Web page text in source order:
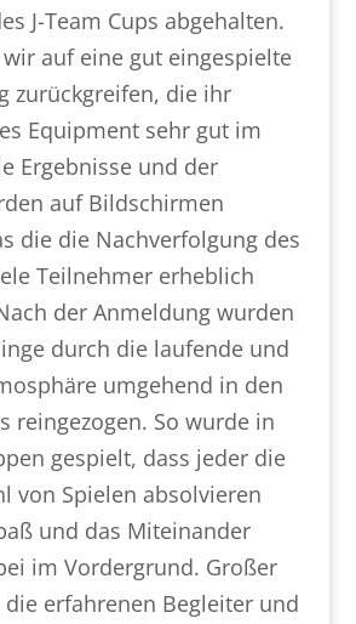
J-Team Cups abgehalten.
auf eine gut eingespielte
zurückgreifen, die ihr
Equipment sehr gut im
Ergebnisse und der
auf Bildschirmen
die die Nachverfolgung des
Teilnehmer erheblich
der Anmeldung wurden
durch die laufende und
umgehend in den
reingezogen. So wurde in
gespielt, dass jeder die
von Spielen absolvieren
und das Miteinander
im Vordergrund. Großer
die erfahrenen Begleiter und